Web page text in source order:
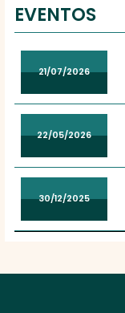
EVENTOS
21/07/2026
22/05/2026
30/12/2025